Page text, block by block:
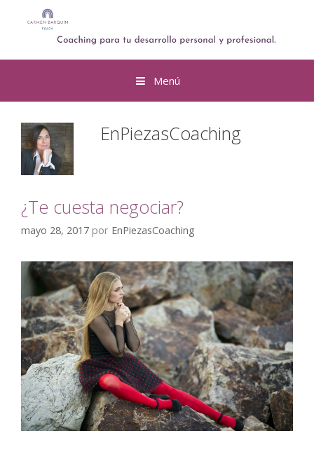
Menú
EnPiezasCoaching
¿Te cuesta negociar?
mayo 28, 2017 por EnPiezasCoaching